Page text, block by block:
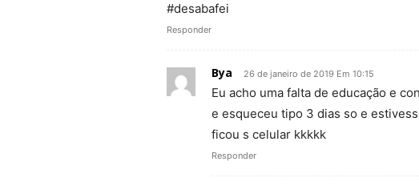
#desabafei
Responder
Bya 26 de janeiro de 2019 Em 10:15
Eu acho uma falta de educação e
e esqueceu tipo 3 dias so e
ficou s celular kkkkk
Responder